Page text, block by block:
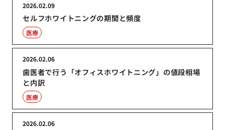
セルフホワイトニングの期間と頻度
2026.02.09
医療
歯医者で行う「オフィスホワイトニング」の値段相場
と内訳
2026.02.06
医療
2026.02.06